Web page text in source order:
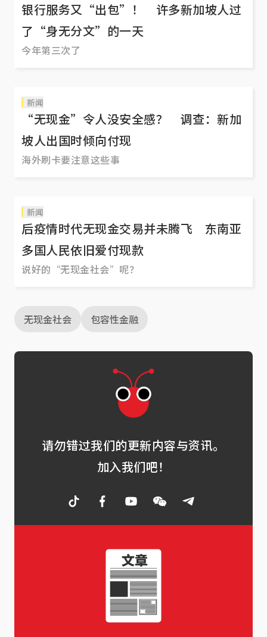
银行服务又“出包”！ 许多新加坡人过
了“身无分文”的一天
今年第三次了
新闻
“无现金”令人没安全感？ 调查：新加
坡人出国时倾向付现
海外刷卡要注意这些事
新闻
后疫情时代无现金交易并未腾飞 东南亚
多国人民依旧爱付现款
说好的“无现金社会”呢？
无现金社会 包容性金融
请勿错过我们的更新内容与资讯。
加入我们吧！